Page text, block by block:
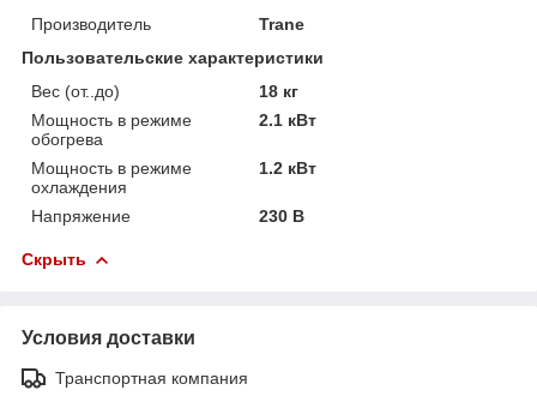
Производитель
Trane
Пользовательские характеристики
Вес (от..до)
18 кг
Мощность в режиме
обогрева
2.1 кВт
Мощность в режиме
охлаждения
1.2 кВт
Напряжение 230 В
Скрыть
Условия доставки
Транспортная компания